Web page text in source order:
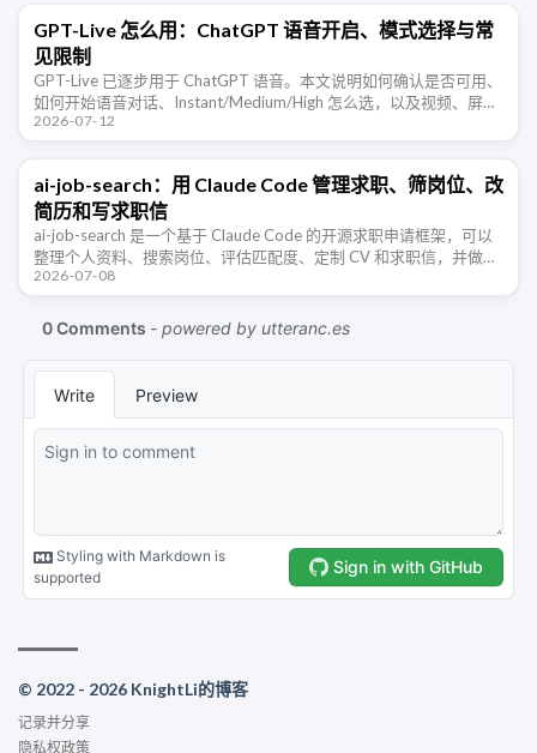
GPT-Live 怎么用：ChatGPT 语音开启、模式选择与常
见限制
GPT-Live 已逐步用于 ChatGPT 语音。本文说明如何确认是否可用、
如何开始语音对话、Instant/Medium/High 怎么选，以及视频、屏幕
共享和语言体验等限制。
2026-07-12
ai-job-search：用 Claude Code 管理求职、筛岗位、改
简历和写求职信
ai-job-search 是一个基于 Claude Code 的开源求职申请框架，可以
整理个人资料、搜索岗位、评估匹配度、定制 CV 和求职信，并做
ATS 可读性检查。
2026-07-08
© 2022 - 2026 KnightLi的博客
记录并分享
隐私权政策